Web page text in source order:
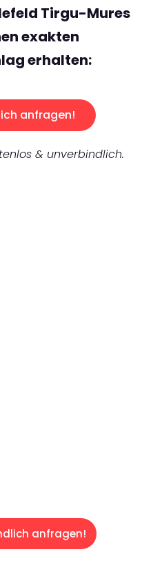
Tirgu-Mures
exakten
erhalten:
anfragen!
& unverbindlich.
anfragen!